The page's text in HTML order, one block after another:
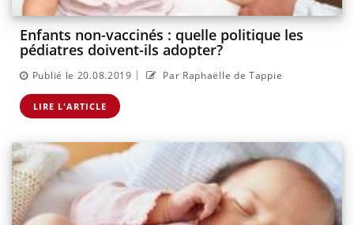
Enfants non-vaccinés : quelle politique les
pédiatres doivent-ils adopter?
Publié le 20.08.2019 | Par Raphaëlle de Tappie
LIRE L'ARTICLE